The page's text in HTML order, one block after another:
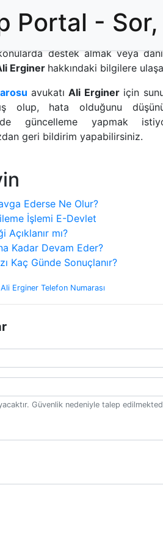
Portal -
destek almak veya
Erginer hakkındaki bilgilere
avukatıAli Erginer için
olup, hata olduğunu
güncelleme yapmak
geri bildirim yapabilirsiniz.
Ederse Ne Olur?
İşlemi E-Devlet
mı?
Kadar Devam Eder?
Kaç Günde Sonuçlanır?
Ali Erginer Telefon Numarası
Güvenlik nedeniyle talep